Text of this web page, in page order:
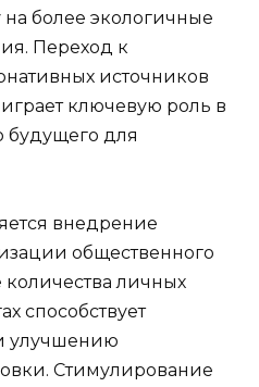
более экологичные
Переход к
источников
ключевую роль в
будущего для
внедрение
общественного
личных
способствует
улучшению
Стимулирование